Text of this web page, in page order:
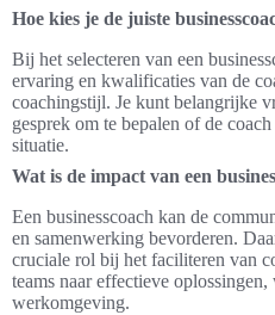
Hoe kies je de juiste
Bij het selecteren van een
ervaring en kwalificaties van de
coachingstijl. Je kunt belangrijke
gesprek om te bepalen of de
situatie.
Wat is de impact van een
Een businesscoach kan de
en samenwerking bevorderen.
cruciale rol bij het faciliteren van
teams naar effectieve
werkomgeving.